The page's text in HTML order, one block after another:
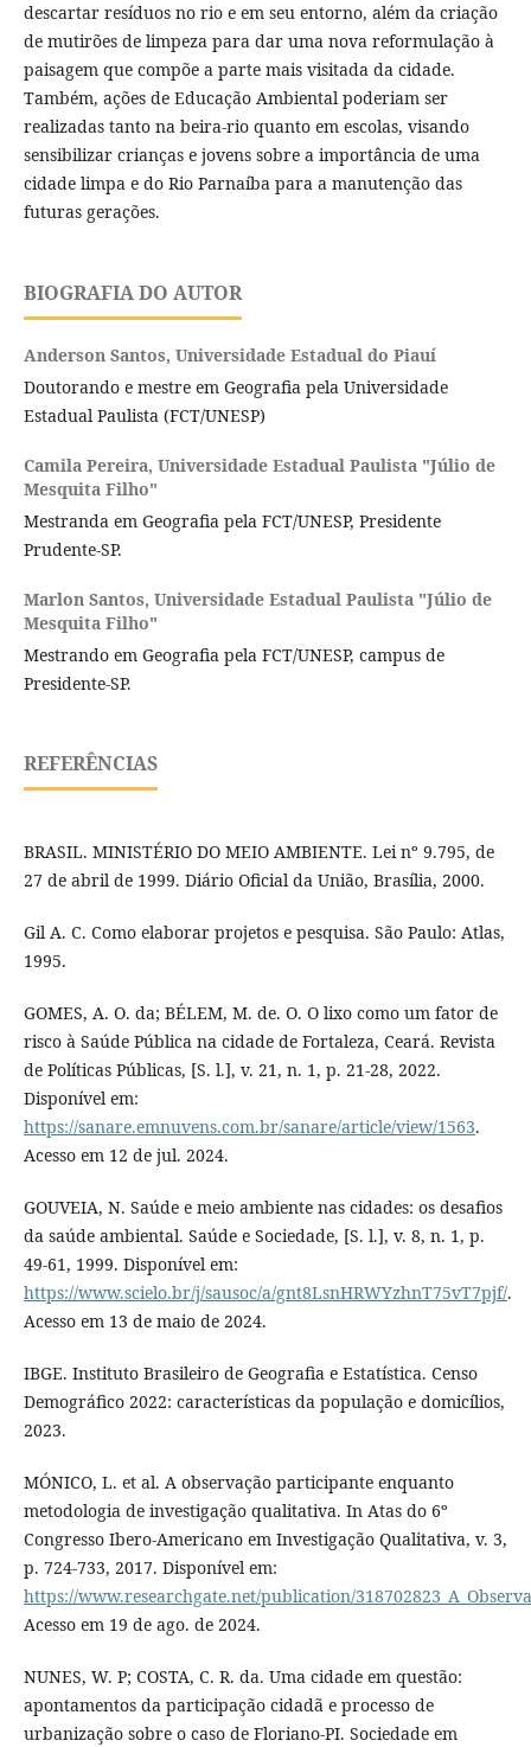
descartar resíduos no rio e em seu entorno, além da criação
de mutirões de limpeza para dar uma nova reformulação à
paisagem que compõe a parte mais visitada da cidade.
Também, ações de Educação Ambiental poderiam ser
realizadas tanto na beira-rio quanto em escolas, visando
sensibilizar crianças e jovens sobre a importância de uma
cidade limpa e do Rio Parnaíba para a manutenção das
futuras gerações.
BIOGRAFIA DO AUTOR
Anderson Santos, Universidade Estadual do Piauí
Doutorando e mestre em Geografia pela Universidade
Estadual Paulista (FCT/UNESP)
Camila Pereira, Universidade Estadual Paulista "Júlio de
Mesquita Filho"
Mestranda em Geografia pela FCT/UNESP, Presidente
Prudente-SP.
Marlon Santos, Universidade Estadual Paulista "Júlio de
Mesquita Filho"
Mestrando em Geografia pela FCT/UNESP, campus de
Presidente-SP.
REFERÊNCIAS
BRASIL. MINISTÉRIO DO MEIO AMBIENTE. Lei nº 9.795, de
27 de abril de 1999. Diário Oficial da União, Brasília, 2000.
Gil A. C. Como elaborar projetos e pesquisa. São Paulo: Atlas,
1995.
GOMES, A. O. da; BÉLEM, M. de. O. O lixo como um fator de
risco à Saúde Pública na cidade de Fortaleza, Ceará. Revista
de Políticas Públicas, [S. l.], v. 21, n. 1, p. 21-28, 2022.
Disponível em:
https://sanare.emnuvens.com.br/sanare/article/view/1563.
Acesso em 12 de jul. 2024.
GOUVEIA, N. Saúde e meio ambiente nas cidades: os desafios
da saúde ambiental. Saúde e Sociedade, [S. l.], v. 8, n. 1, p.
49-61, 1999. Disponível em:
https://www.scielo.br/j/sausoc/a/gnt8LsnHRWYzhnT75vT7pjf/.
Acesso em 13 de maio de 2024.
IBGE. Instituto Brasileiro de Geografia e Estatística. Censo
Demográfico 2022: características da população e domicílios,
2023.
MÓNICO, L. et al. A observação participante enquanto
metodologia de investigação qualitativa. In Atas do 6º
Congresso Ibero-Americano em Investigação Qualitativa, v. 3,
p. 724-733, 2017. Disponível em:
https://www.researchgate.net/publication/
Acesso em 19 de ago. de 2024.
NUNES, W. P; COSTA, C. R. da. Uma cidade em questão:
apontamentos da participação cidadã e processo de
urbanização sobre o caso de Floriano-PI. Sociedade em